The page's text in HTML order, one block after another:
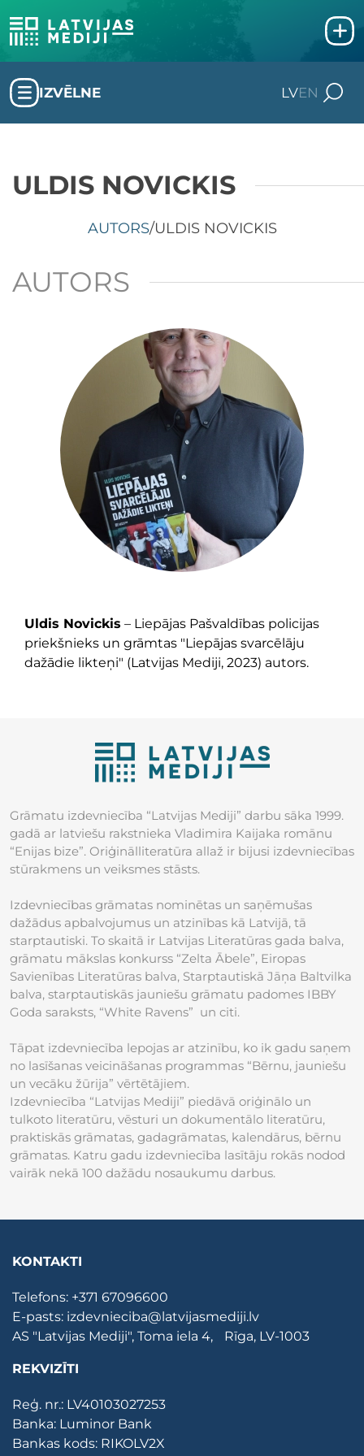
IZVĒLNE LVEN
ULDIS NOVICKIS
AUTORS/ULDIS NOVICKIS
AUTORS
Uldis Novickis – Liepājas Pašvaldības policijas
priekšnieks un grāmtas "Liepājas svarcēlāju
dažādie likteņi" (Latvijas Mediji, 2023) autors.
Grāmatu izdevniecība “Latvijas Mediji” darbu sāka 1999.
gadā ar latviešu rakstnieka Vladimira Kaijaka romānu
“Enijas bize”. Oriģinālliteratūra allaž ir bijusi izdevniecības
stūrakmens un veiksmes stāsts.
Izdevniecības grāmatas nominētas un saņēmušas
dažādus apbalvojumus un atzinības kā Latvijā, tā
starptautiski. To skaitā ir Latvijas Literatūras gada balva,
grāmatu mākslas konkurss “Zelta Ābele”, Eiropas
Savienības Literatūras balva, Starptautiskā Jāņa Baltvilka
balva, starptautiskās jauniešu grāmatu padomes IBBY
Goda saraksts, “White Ravens” un citi.
Tāpat izdevniecība lepojas ar atzinību, ko ik gadu saņem
no lasīšanas veicināšanas programmas “Bērnu, jauniešu
un vecāku žūrija” vērtētājiem.
Izdevniecība “Latvijas Mediji” piedāvā oriģinālo un
tulkoto literatūru, vēsturi un dokumentālo literatūru,
praktiskās grāmatas, gadagrāmatas, kalendārus, bērnu
grāmatas. Katru gadu izdevniecība lasītāju rokās nodod
vairāk nekā 100 dažādu nosaukumu darbus.
KONTAKTI
Telefons: +371 67096600
E-pasts: izdevnieciba@latvijasmediji.lv
AS "Latvijas Mediji", Toma iela 4, Rīga, LV-1003
REKVIZĪTI
Reģ. nr.: LV40103027253
Banka: Luminor Bank
Bankas kods: RIKOLV2X